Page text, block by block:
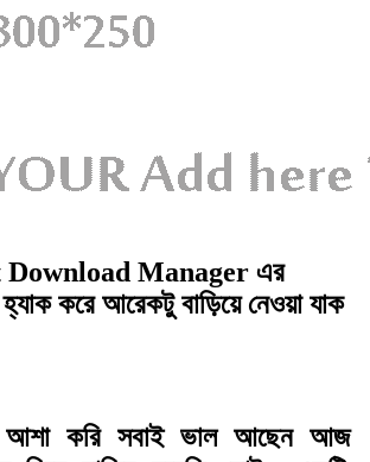
Download Manager এর
করে আরেকটু বাড়িয়ে নেওয়া যাক
আশা করি সবাই ভাল আছেন আজ